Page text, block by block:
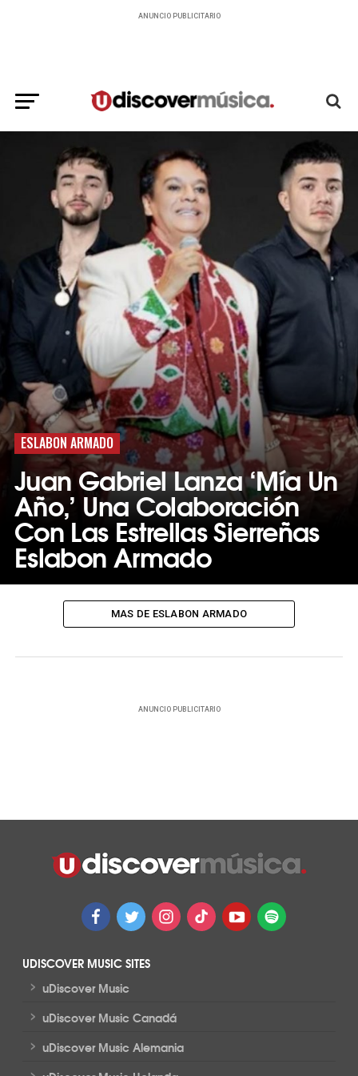
ANUNCIO PUBLICITARIO
ESLABON ARMADO
Juan Gabriel Lanza ‘Mía Un
Año,’ Una Colaboración
Con Las Estrellas Sierreñas
Eslabon Armado
MAS DE ESLABON ARMADO
ANUNCIO PUBLICITARIO
UDISCOVER MUSIC SITES
> uDiscover Music
> uDiscover Music Canadá
> uDiscover Music Alemania